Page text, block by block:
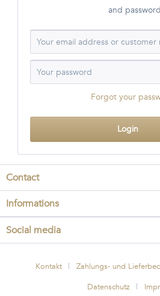
and password
Forgot your
Login
Contact
Informations
Social media
Kontakt Zahlungs- und
Datenschutz